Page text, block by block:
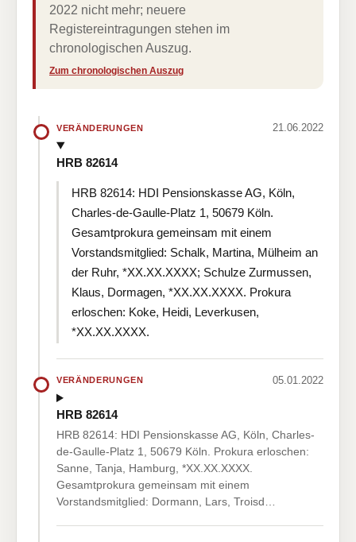
2022 nicht mehr; neuere
Registereintragungen stehen im
chronologischen Auszug.
Zum chronologischen Auszug
VERÄNDERUNGEN 21.06.2022
HRB 82614
HRB 82614: HDI Pensionskasse AG, Köln,
Charles-de-Gaulle-Platz 1, 50679 Köln.
Gesamtprokura gemeinsam mit einem
Vorstandsmitglied: Schalk, Martina, Mülheim an
der Ruhr, *XX.XX.XXXX; Schulze Zurmussen,
Klaus, Dormagen, *XX.XX.XXXX. Prokura
erloschen: Koke, Heidi, Leverkusen,
*XX.XX.XXXX.
VERÄNDERUNGEN 05.01.2022
HRB 82614
HRB 82614: HDI Pensionskasse AG, Köln, Charles-
de-Gaulle-Platz 1, 50679 Köln. Prokura erloschen:
Sanne, Tanja, Hamburg, *XX.XX.XXXX.
Gesamtprokura gemeinsam mit einem
Vorstandsmitglied: Dormann, Lars, Troisd…